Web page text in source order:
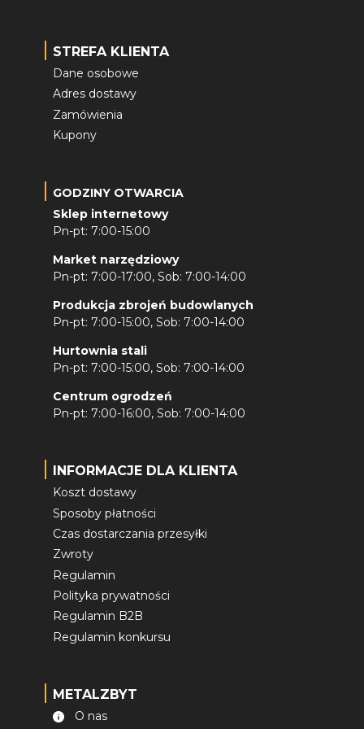
STREFA KLIENTA
Dane osobowe
Adres dostawy
Zamówienia
Kupony
GODZINY OTWARCIA
Sklep internetowy
Pn-pt: 7:00-15:00
Market narzędziowy
Pn-pt: 7:00-17:00, Sob: 7:00-14:00
Produkcja zbrojeń budowlanych
Pn-pt: 7:00-15:00, Sob: 7:00-14:00
Hurtownia stali
Pn-pt: 7:00-15:00, Sob: 7:00-14:00
Centrum ogrodzeń
Pn-pt: 7:00-16:00, Sob: 7:00-14:00
INFORMACJE DLA KLIENTA
Koszt dostawy
Sposoby płatności
Czas dostarczania przesyłki
Zwroty
Regulamin
Polityka prywatności
Regulamin B2B
Regulamin konkursu
METALZBYT
O nas